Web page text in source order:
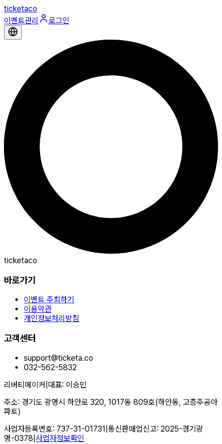
ticketaco
이벤트관리
로그인
ticketaco
바로가기
이벤트 주최하기
이용약관
개인정보처리방침
고객센터
support@ticketa.co
032-562-5832
리버티메이커 대표: 이승민
주소: 경기도 광명시 하안로 320, 1017동 809호(하안동, 고층주공아
파트)
사업자등록번호: 737-31-01731 통신판매업신고: 2025-경기광
명-0378 사업자정보확인